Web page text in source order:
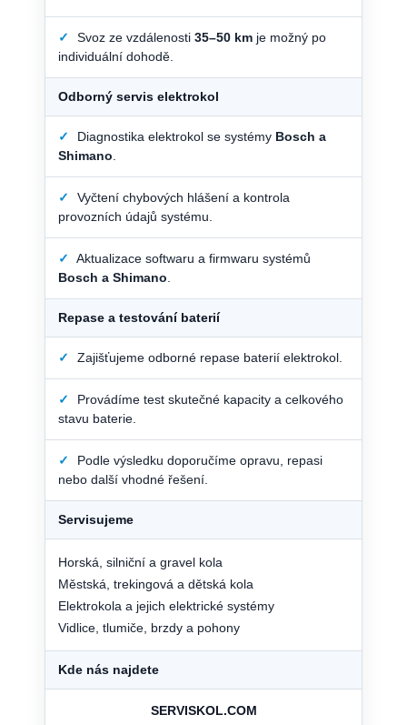
✓ Svoz ze vzdálenosti 35–50 km je možný po
individuální dohodě.
Odborný servis elektrokol
✓ Diagnostika elektrokol se systémy Bosch a
Shimano
✓
Vyčtení chybových hlášení a kontrola
provozních údajů systému.
✓
Aktualizace softwaru a firmwaru systémů
Bosch a Shimano
Repase a testování baterií
✓ Zajišťujeme odborné repase baterií elektrokol.
✓
Provádíme test skutečné kapacity a celkového
stavu baterie.
✓
Podle výsledku doporučíme opravu, repasi
nebo další vhodné řešení.
Servisujeme
Horská, silniční a gravel kola
Městská, trekingová a dětská kola
Elektrokola a jejich elektrické systémy
Vidlice, tlumiče, brzdy a pohony
Kde nás najdete
SERVISKOL.COM